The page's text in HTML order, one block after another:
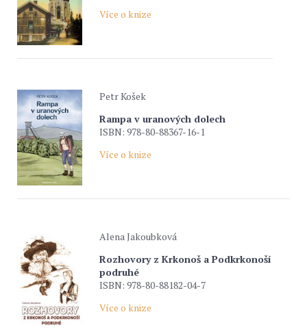
Více o knize
Petr Košek
Rampa v uranových dolech
ISBN: 978-80-88367-16-1
Více o knize
Alena Jakoubková
Rozhovory z Krkonoš a Podkrkonoší
podruhé
ISBN: 978-80-88182-04-7
Více o knize